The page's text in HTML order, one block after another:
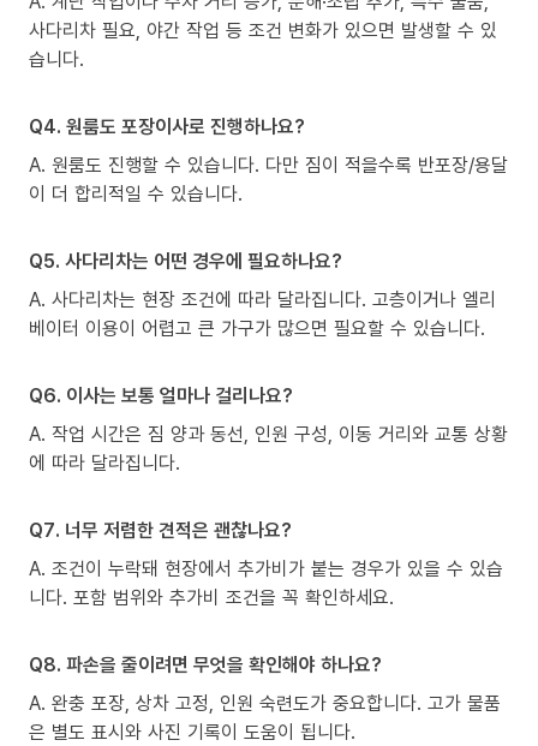
사다리차 필요, 야간 작업 등 조건 변화가 있으면 발생할 수 있
습니다.
Q4. 원룸도 포장이사로 진행하나요?
A. 원룸도 진행할 수 있습니다. 다만 짐이 적을수록 반포장/용달
이 더 합리적일 수 있습니다.
Q5. 사다리차는 어떤 경우에 필요하나요?
A. 사다리차는 현장 조건에 따라 달라집니다. 고층이거나 엘리
베이터 이용이 어렵고 큰 가구가 많으면 필요할 수 있습니다.
Q6. 이사는 보통 얼마나 걸리나요?
A. 작업 시간은 짐 양과 동선, 인원 구성, 이동 거리와 교통 상황
에 따라 달라집니다.
Q7. 너무 저렴한 견적은 괜찮나요?
A. 조건이 누락돼 현장에서 추가비가 붙는 경우가 있을 수 있습
니다. 포함 범위와 추가비 조건을 꼭 확인하세요.
Q8. 파손을 줄이려면 무엇을 확인해야 하나요?
A. 완충 포장, 상차 고정, 인원 숙련도가 중요합니다. 고가 물품
은 별도 표시와 사진 기록이 도움이 됩니다.